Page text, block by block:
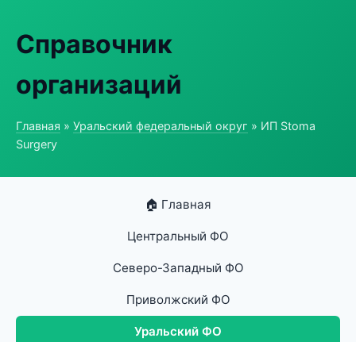
Справочник
организаций
Главная » Уральский федеральный округ » ИП Stoma
Surgery
🏠 Главная
Центральный ФО
Северо-Западный ФО
Приволжский ФО
Уральский ФО